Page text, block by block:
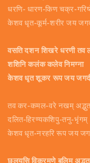
धरणि- धारण-किण चक्र-
केशव धृत-कूर्म-शरीर जय
वसति दशन शिखरे धरणी तव
शशिनि कलंक कलेव निमग्ना
केशव धृत शूकर रूप जय
तव कर-कमल-वरे नखम्
दलित-हिरण्यकशिपु-तनु-भृंगम्
केशव धृत-नरहरि रूप जय
छलयसि विक्रमणे बलिम्